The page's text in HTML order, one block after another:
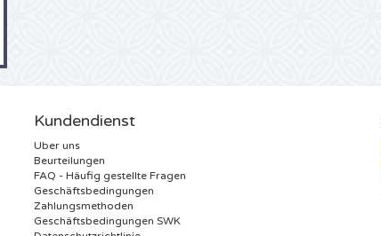
Kundendienst
Uber uns
Beurteilungen
FAQ - Häufig gestellte Fragen
Geschäftsbedingungen
Zahlungsmethoden
Geschäftsbedingungen SWK